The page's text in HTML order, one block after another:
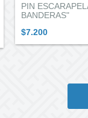
PIN
BANDERAS"
$7.200